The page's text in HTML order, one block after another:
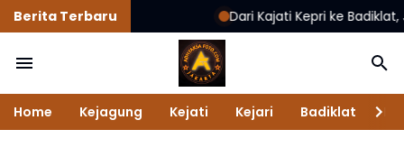
Berita Terbaru Dari Kajati Kepri ke Badiklat,
Home Kejagung Kejati Kejari Badiklat